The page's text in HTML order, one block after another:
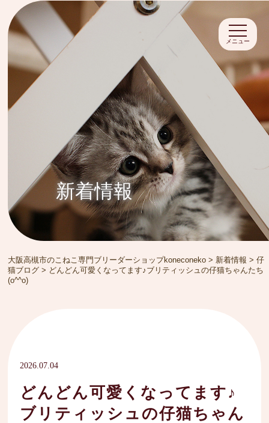
メニュー
新着情報
大阪高槻市のこねこ専門ブリーダーショップkoneconeko > 新着情報 >仔
猫ブログ > どんどん可愛くなってます♪ブリティッシュの仔猫ちゃんたち
(o^^o)
2026.07.04
どんどん可愛くなってます♪
ブリティッシュの仔猫ちゃん